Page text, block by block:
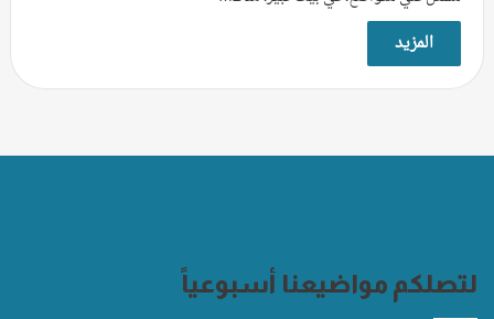
المزيد
لتصلكم مواضيعنا أسبوعياً